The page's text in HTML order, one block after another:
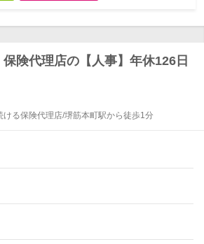
険代理店の【人事】年休126日
る保険代理店/堺筋本町駅から徒歩1分